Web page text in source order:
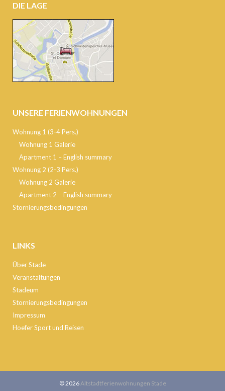
DIE LAGE
UNSERE FERIENWOHNUNGEN
Wohnung 1 (3-4 Pers.)
Wohnung 1 Galerie
Apartment 1 – English summary
Wohnung 2 (2-3 Pers.)
Wohnung 2 Galerie
Apartment 2 – English summary
Stornierungsbedingungen
LINKS
Über Stade
Veranstaltungen
Stadeum
Stornierungsbedingungen
Impressum
Hoefer Sport und Reisen
© 2026 Altstadtferienwohnungen Stade